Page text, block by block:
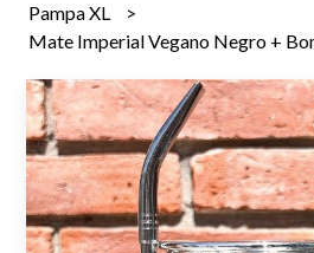
Pampa XL
Mate Imperial Vegano Negro +